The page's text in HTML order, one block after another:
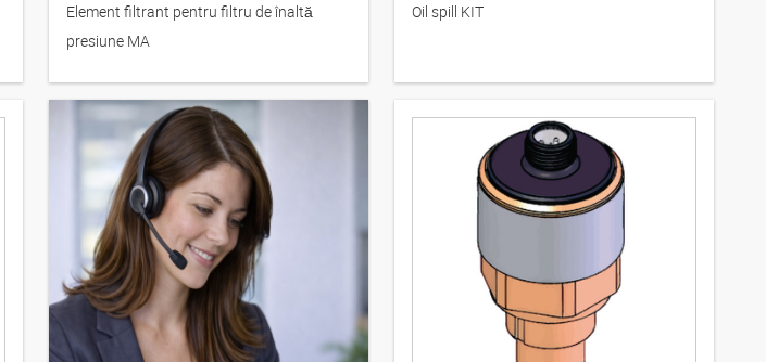
Element filtrant pentru filtru de înaltă
presiune MA
Oil spill KIT